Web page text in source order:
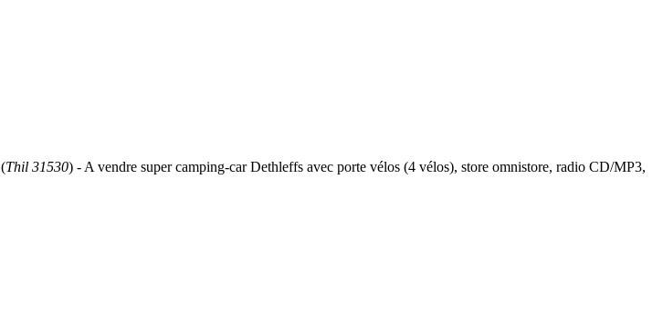
(Thil 31530) - A vendre super camping-car Dethleffs avec porte vélos (4 vélos), store omnistore, radio CD/MP3,